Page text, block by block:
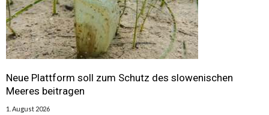
Neue Plattform soll zum Schutz des slowenischen
Meeres beitragen
1. August 2026